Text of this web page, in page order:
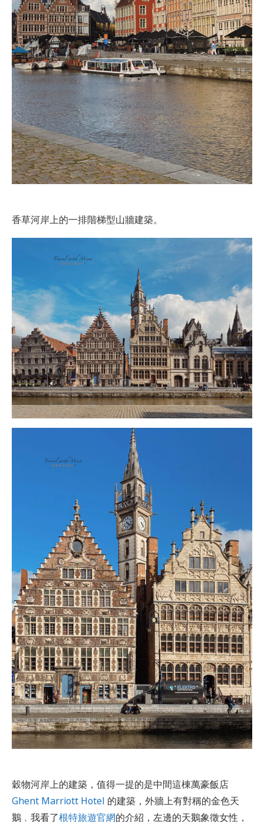
香草河岸上的一排階梯型山牆建築。
穀物河岸上的建築，值得一提的是中間這棟萬豪飯店
Ghent Marriott Hotel 的建築，外牆上有對稱的金色天
鵝﹐我看了根特旅遊官網的介紹，左邊的天鵝象徵女性，